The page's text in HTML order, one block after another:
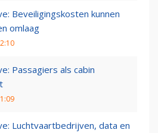
Beveiligingskosten kunnen
omlaag
Passagiers als cabin
Luchtvaartbedrijven, data en